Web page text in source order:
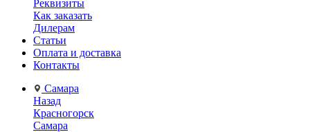
Реквизиты
Как заказать
Дилерам
Статьи
Оплата и доставка
Контакты
Самара
Назад
Красногорск
Самара